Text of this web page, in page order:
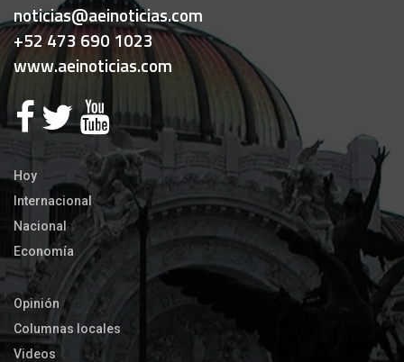
noticias@aeinoticias.com
+52 473 690 1023
www.aeinoticias.com
Hoy
Internacional
Nacional
Economía
Opinión
Columnas locales
Videos